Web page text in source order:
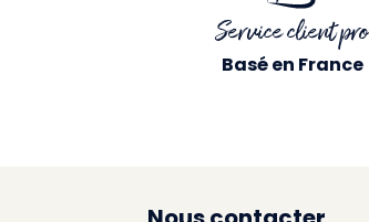
Service client pro
Basé en France